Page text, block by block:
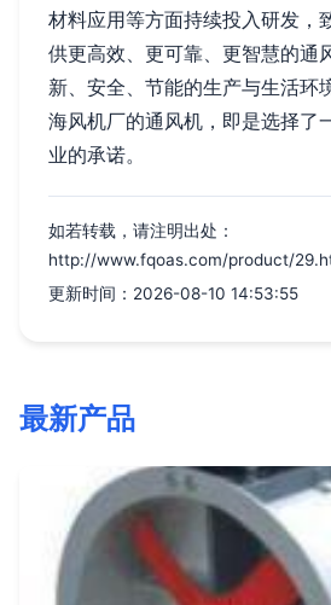
材料应用等方面持续投入研发，
供更高效、更可靠、更智慧的通
新、安全、节能的生产与生活环
海风机厂的通风机，即是选择了
业的承诺。
如若转载，请注明出处：
http://www.fqoas.com/product/
更新时间：2026-08-10 14:53:55
最新产品